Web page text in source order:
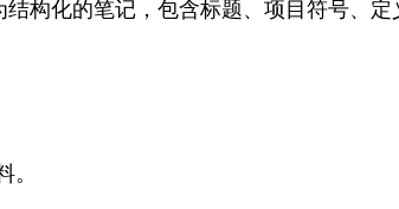
构化的笔记，包含标题、项目符号、